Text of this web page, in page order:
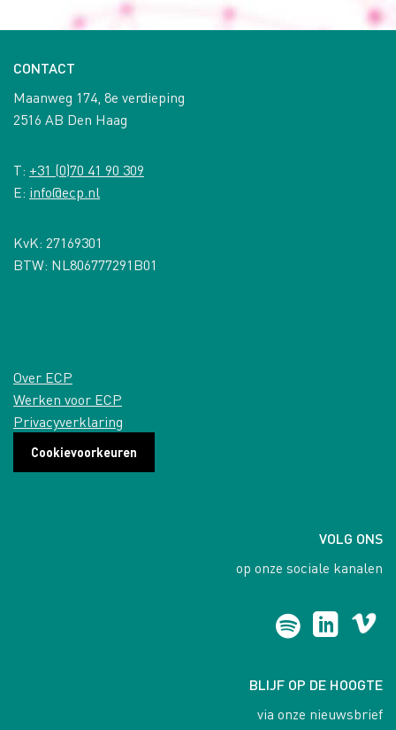
CONTACT
Maanweg 174, 8e verdieping
2516 AB Den Haag
T: +31 (0)70 41 90 309
E: info@ecp.nl
KvK: 27169301
BTW: NL806777291B01
Over ECP
Werken voor ECP
Privacyverklaring
Cookievoorkeuren
VOLG ONS
op onze sociale kanalen
BLIJF OP DE HOOGTE
via onze nieuwsbrief